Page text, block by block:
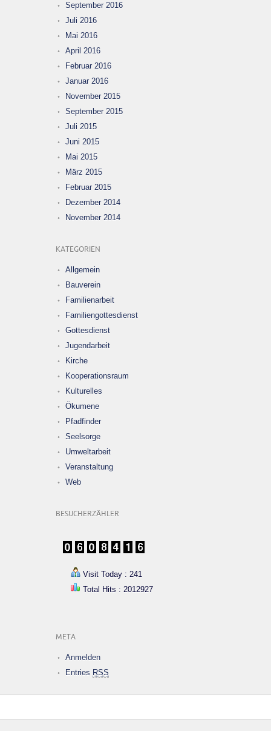
September 2016
Juli 2016
Mai 2016
April 2016
Februar 2016
Januar 2016
November 2015
September 2015
Juli 2015
Juni 2015
Mai 2015
März 2015
Februar 2015
Dezember 2014
November 2014
KATEGORIEN
Allgemein
Bauverein
Familienarbeit
Familiengottesdienst
Gottesdienst
Jugendarbeit
Kirche
Kooperationsraum
Kulturelles
Ökumene
Pfadfinder
Seelsorge
Umweltarbeit
Veranstaltung
Web
BESUCHERZÄHLER
Visit Today : 241
Total Hits : 2012927
META
Anmelden
Entries RSS